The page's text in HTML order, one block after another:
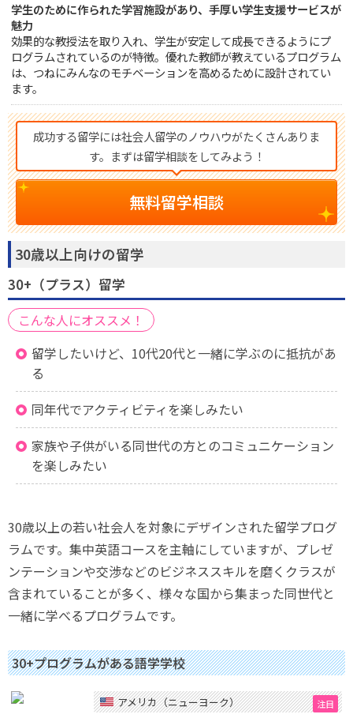
学生のために作られた学習施設があり、手厚い学生支援サービスが
魅力
効果的な教授法を取り入れ、学生が安定して成長できるようにプ
ログラムされているのが特徴。優れた教師が教えているプログラム
は、つねにみんなのモチベーションを高めるために設計されてい
ます。
成功する留学には社会人留学のノウハウがたくさんありま
す。まずは留学相談をしてみよう！
無料留学相談
30歳以上向けの留学
30+（プラス）留学
こんな人にオススメ！
留学したいけど、10代20代と一緒に学ぶのに抵抗があ
る
同年代でアクティビティを楽しみたい
家族や子供がいる同世代の方とのコミュニケーション
を楽しみたい
30歳以上の若い社会人を対象にデザインされた留学プログ
ラムです。集中英語コースを主軸にしていますが、プレゼ
ンテーションや交渉などのビジネススキルを磨くクラスが
含まれていることが多く、様々な国から集まった同世代と
一緒に学べるプログラムです。
30+プログラムがある語学学校
アメリカ（ニューヨーク）